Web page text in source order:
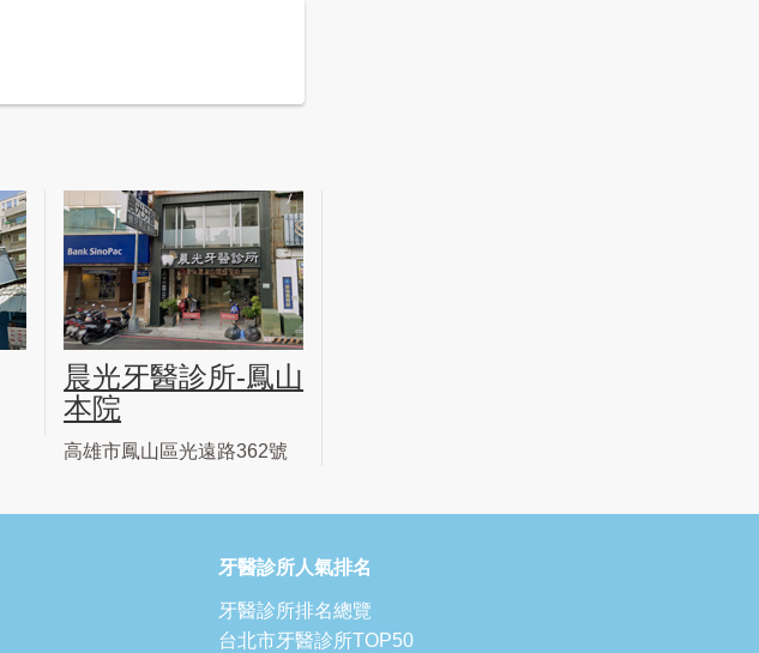
晨光牙醫診所-鳳山
本院
高雄市鳳山區光遠路362號
牙醫診所人氣排名
牙醫診所排名總覽
台北市牙醫診所TOP50